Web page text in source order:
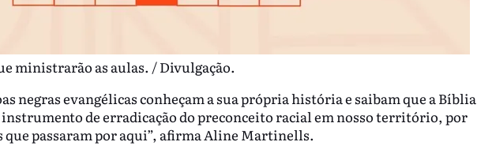
ministrarão as aulas. / Divulgação.
negras evangélicas conheçam a sua própria história e saibam que a Bíblia
instrumento de erradicação do preconceito racial em nosso território, por
que passaram por aqui”, afirma Aline Martinells.